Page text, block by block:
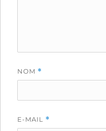
NOM *
E-MAIL *